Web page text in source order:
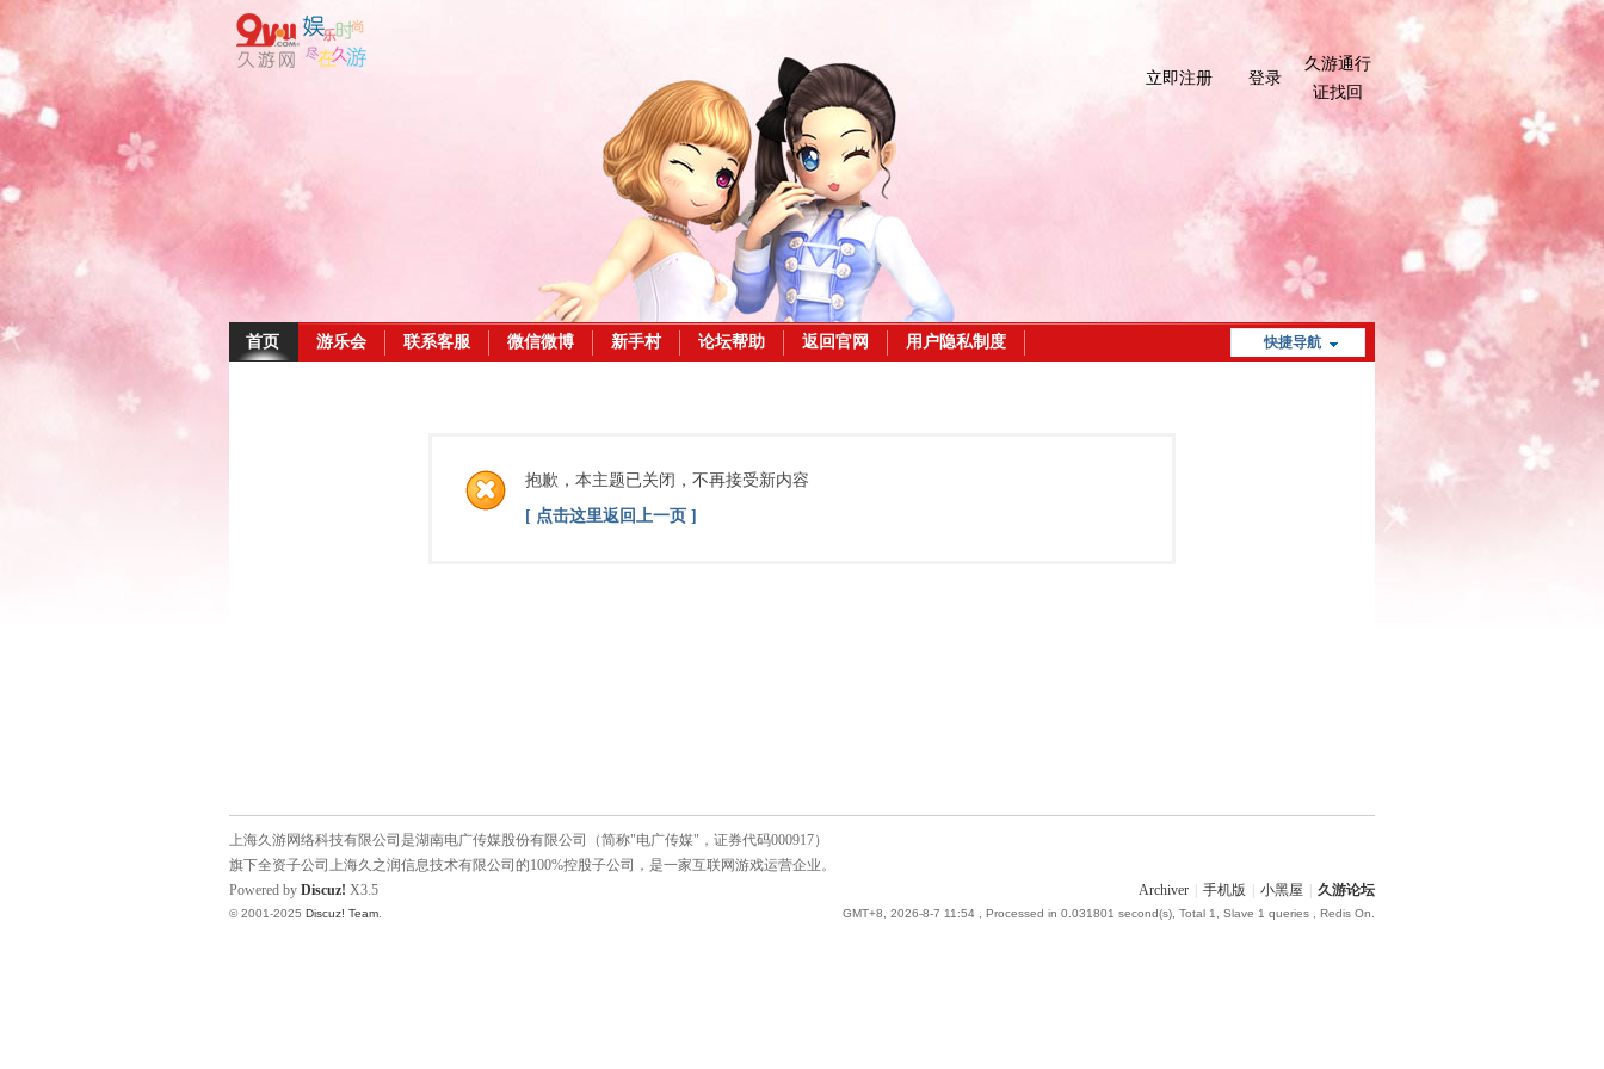
立即注册 登录
久游通行
证找回
快捷导航
首页 游乐会 联系客服 微信微博 新手村 论坛帮助 返回官网 用户隐私制度
抱歉，本主题已关闭，不再接受新内容
[ 点击这里返回上一页 ]
上海久游网络科技有限公司是湖南电广传媒股份有限公司（简称"电广传媒"，证券代码000917）
旗下全资子公司上海久之润信息技术有限公司的100%控股子公司，是一家互联网游戏运营企业。
Archiver
手机版 小黑屋 久游论坛
GMT+8, 2026-8-7 11:54 , Processed in 0.031801 second(s), Total 1, Slave 1 queries , Redis On.
Powered by Discuz! X3.5
© 2001-2025 Discuz! Team